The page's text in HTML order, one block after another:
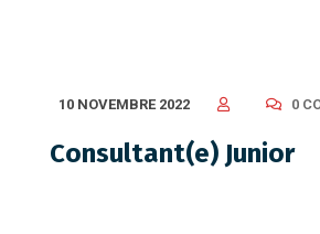
10 NOVEMBRE 2022 0
Consultant(e) Junior